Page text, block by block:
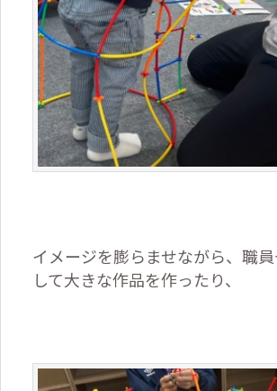
イメージを膨らませながら、職
して大きな作品を作ったり、